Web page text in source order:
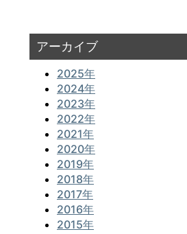
アーカイブ
2025年
2024年
2023年
2022年
2021年
2020年
2019年
2018年
2017年
2016年
2015年